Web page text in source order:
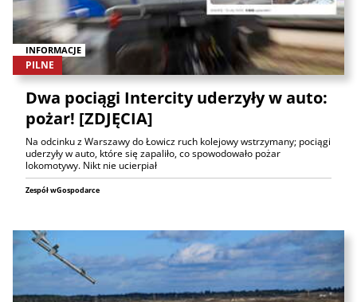
INFORMACJE
PILNE
Dwa pociągi Intercity uderzyły w auto:
pożar! [ZDJĘCIA]
Na odcinku z Warszawy do Łowicz ruch kolejowy wstrzymany; pociągi
uderzyły w auto, które się zapaliło, co spowodowało pożar
lokomotywy. Nikt nie ucierpiał
Zespół wGospodarce